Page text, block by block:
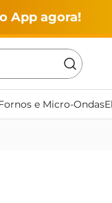
App agora!
e Micro-Ondas